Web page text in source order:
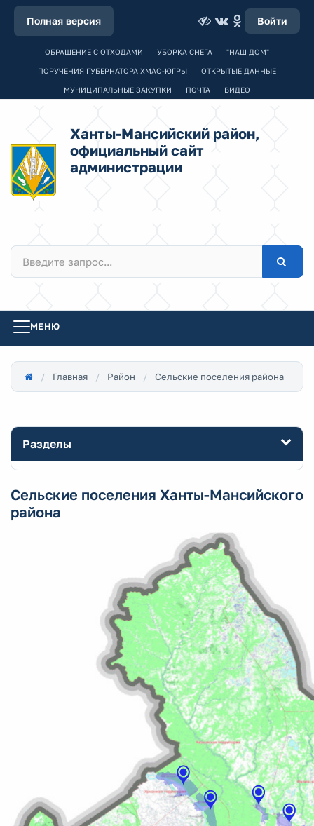
Полная версия Войти
ОБРАЩЕНИЕ С ОТХОДАМИ УБОРКА СНЕГА "НАШ ДОМ"
ПОРУЧЕНИЯ ГУБЕРНАТОРА ХМАО-ЮГРЫ ОТКРЫТЫЕ ДАННЫЕ
МУНИЦИПАЛЬНЫЕ ЗАКУПКИ ПОЧТА ВИДЕО
Ханты-Мансийский район,
официальный сайт
администрации
МЕНЮ
Главная Район Сельские поселения района
Разделы
Сельские поселения Ханты-Мансийского
района